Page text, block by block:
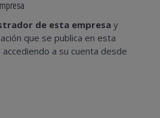
de esta empresay
que se publica en esta
a su cuenta desde